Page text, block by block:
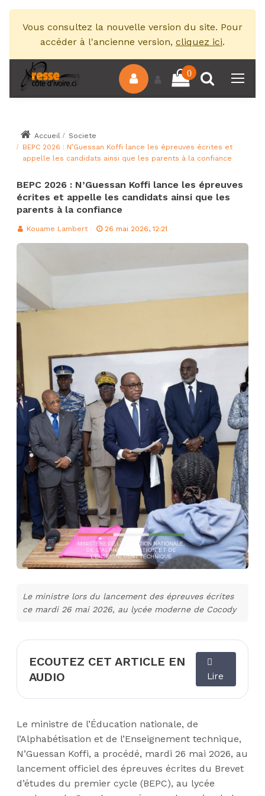
Vous consultez la nouvelle version du site. Pour
accéder à l'ancienne version, cliquez ici.
0
Accueil
Societe
BEPC 2026 : N’Guessan Koffi lance les épreuves écrites et
appelle les candidats ainsi que les parents à la confiance
BEPC 2026 : N’Guessan Koffi lance les épreuves
écrites et appelle les candidats ainsi que les
parents à la confiance
Kouame Lambert 26 mai 2026, 12:21
Le ministre lors du lancement des épreuves écrites
ce mardi 26 mai 2026, au lycée moderne de Cocody
ECOUTEZ CET ARTICLE EN
AUDIO
Lire
Le ministre de l’Éducation nationale, de
l’Alphabétisation et de l’Enseignement technique,
N’Guessan Koffi, a procédé, mardi 26 mai 2026, au
lancement officiel des épreuves écrites du Brevet
d’études du premier cycle (BEPC), au lycée